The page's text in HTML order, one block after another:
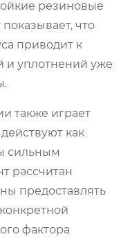
резиновые
что
приводит к
и уплотнений уже
также играет
как
сильным
рассчитан
предоставлять
фактора